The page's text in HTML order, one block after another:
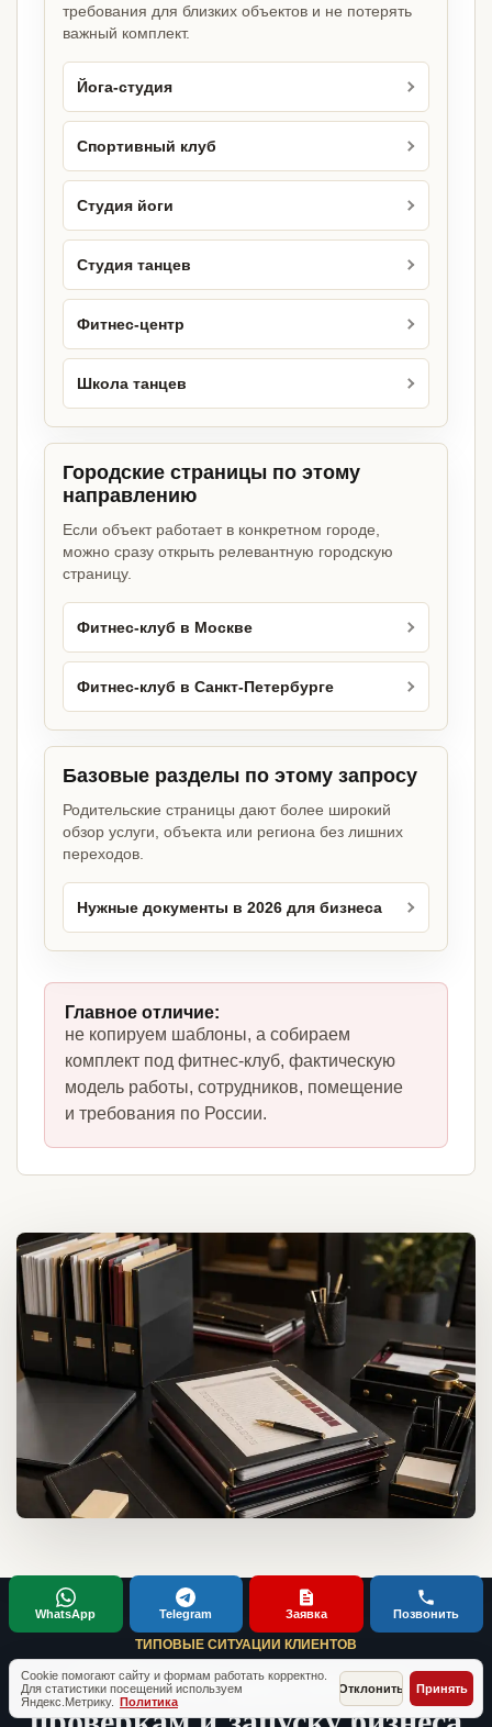
требования для близких объектов и не потерять
важный комплект.
Йога-студия
Спортивный клуб
Студия йоги
Студия танцев
Фитнес-центр
Школа танцев
Городские страницы по этому
направлению
Если объект работает в конкретном городе,
можно сразу открыть релевантную городскую
страницу.
Фитнес-клуб в Москве
Фитнес-клуб в Санкт-Петербурге
Базовые разделы по этому запросу
Родительские страницы дают более широкий
обзор услуги, объекта или региона без лишних
переходов.
Нужные документы в 2026 для бизнеса
Главное отличие:
не копируем шаблоны, а собираем
комплект под фитнес-клуб, фактическую
модель работы, сотрудников, помещение
и требования по России.
ТИПОВЫЕ СИТУАЦИИ КЛИЕНТОВ
Кейсы по документам,
Cookie помогают сайту и формам работать корректно.
Для статистики посещений используем
Яндекс.Метрику. Политика
Отклонить Принять
WhatsApp Telegram Заявка Позвонить